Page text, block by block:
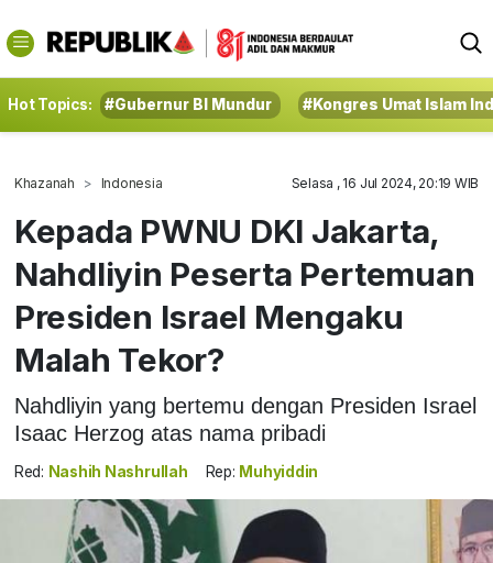
Hot Topics: #Gubernur BI Mundur #Kongres Umat Islam
Khazanah Indonesia Selasa , 16 Jul 2024, 20:19 WIB
Kepada PWNU DKI Jakarta,
Nahdliyin Peserta Pertemuan
Presiden Israel Mengaku
Malah Tekor?
Nahdliyin yang bertemu dengan Presiden Israel
Isaac Herzog atas nama pribadi
Red: Nashih Nashrullah Rep: Muhyiddin